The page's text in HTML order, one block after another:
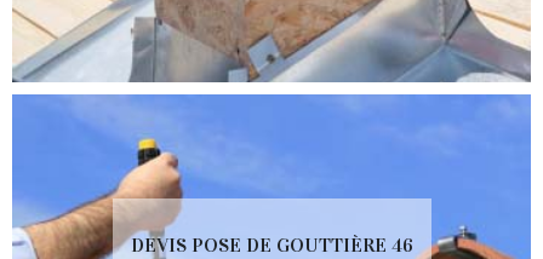
DEVIS POSE DE GOUTTIÈRE 46